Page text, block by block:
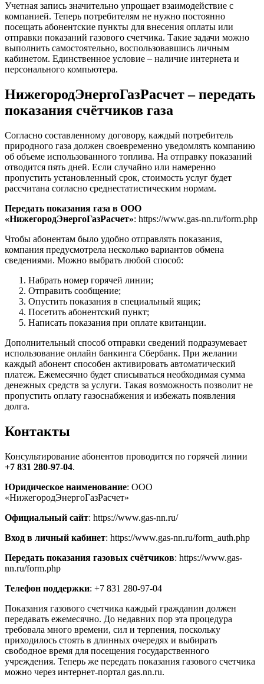
Учетная запись значительно упрощает взаимодействие с
компанией. Теперь потребителям не нужно постоянно
посещать абонентские пункты для внесения оплаты или
отправки показаний газового счетчика. Такие задачи можно
выполнить самостоятельно, воспользовавшись личным
кабинетом. Единственное условие – наличие интернета и
персонального компьютера.
НижегородЭнергоГазРасчет – передать
показания счётчиков газа
Согласно составленному договору, каждый потребитель
природного газа должен своевременно уведомлять компанию
об объеме использованного топлива. На отправку показаний
отводится пять дней. Если случайно или намеренно
пропустить установленный срок, стоимость услуг будет
рассчитана согласно среднестатистическим нормам.
Передать показания газа в ООО
«НижегородЭнергоГазРасчет»: https://www.gas-nn.ru/form.php
Чтобы абонентам было удобно отправлять показания,
компания предусмотрела несколько вариантов обмена
сведениями. Можно выбрать любой способ:
Набрать номер горячей линии;
Отправить сообщение;
Опустить показания в специальный ящик;
Посетить абонентский пункт;
Написать показания при оплате квитанции.
Дополнительный способ отправки сведений подразумевает
использование онлайн банкинга Сбербанк. При желании
каждый абонент способен активировать автоматический
платеж. Ежемесячно будет списываться необходимая сумма
денежных средств за услуги. Такая возможность позволит не
пропустить оплату газоснабжения и избежать появления
долга.
Контакты
Консультирование абонентов проводится по горячей линии
+7 831 280-97-04.
Юридическое наименование: ООО
«НижегородЭнергоГазРасчет»
Официальный сайт: https://www.gas-nn.ru/
Вход в личный кабинет: https://www.gas-nn.ru/form_auth.php
Передать показания газовых счётчиков: https://www.gas-
nn.ru/form.php
Телефон поддержки: +7 831 280-97-04
Показания газового счетчика каждый гражданин должен
передавать ежемесячно. До недавних пор эта процедура
требовала много времени, сил и терпения, поскольку
приходилось стоять в длинных очередях и выбирать
свободное время для посещения государственного
учреждения. Теперь же передать показания газового счетчика
можно через интернет-портал gas.nn.ru.